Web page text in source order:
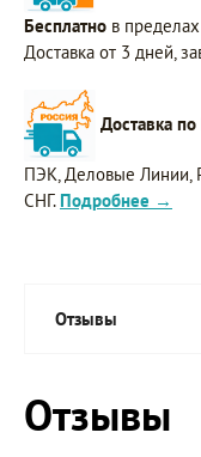
Бесплатно в
Доставка от 3 дней,
Доставка
ПЭК, Деловые Линии,
СНГ. Подробнее →
Отзывы
Отзывы